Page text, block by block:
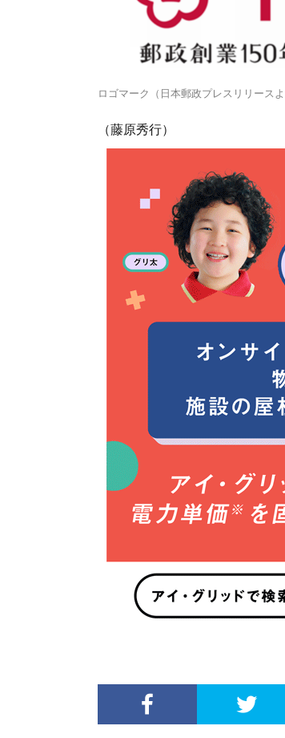
ロゴマーク（日本郵政プレスリリースよ
（藤原秀行）